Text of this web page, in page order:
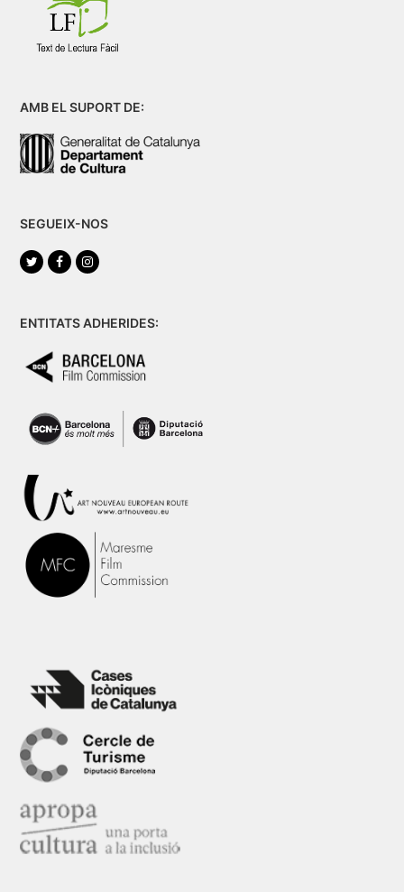
AMB EL SUPORT DE:
SEGUEIX-NOS
TwitterFacebookInstagram
ENTITATS ADHERIDES: